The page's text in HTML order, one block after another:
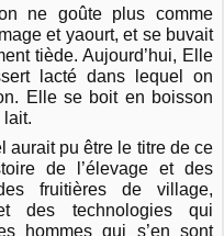
ne goûte plus comme
et yaourt, et se buvait
tiède. Aujourd’hui, Elle
lacté dans lequel on
Elle se boit en boisson
lait.
aurait pu être le titre de ce
de l’élevage et des
fruitières de village,
des technologies qui
hommes qui s’en sont